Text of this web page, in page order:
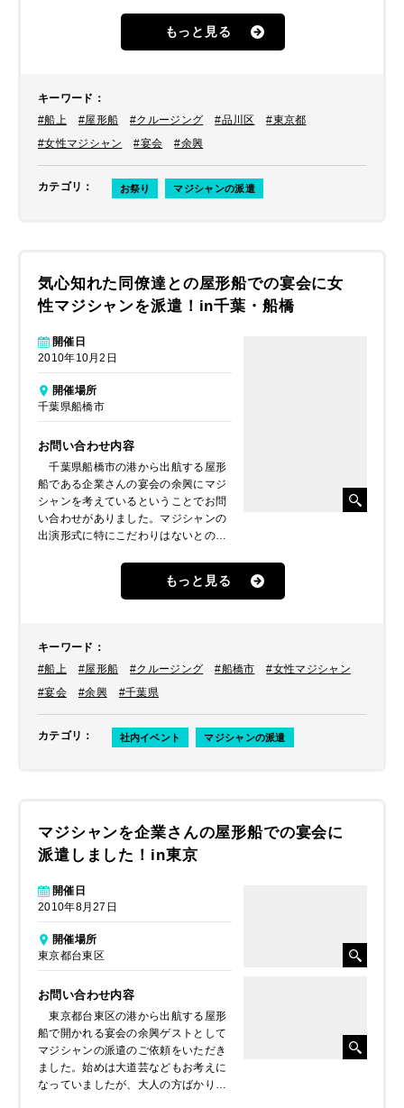
もっと見る
キーワード ：
#船上
#屋形船 #クルージング #品川区
#東京都
#女性マジシャン
#宴会 #余興
カテゴリ ： お祭り マジシャンの派遣
気心知れた同僚達との屋形船での宴会に女
性マジシャンを派遣！in千葉・船橋
開催日
2010年10月2日
開催場所
千葉県船橋市
お問い合わせ内容
千葉県船橋市の港から出航する屋形
船である企業さんの宴会の余興にマジ
シャンを考えているということでお問
い合わせがありました。マジシャンの
出演形式に特にこだわりはないとのこ
らでオススメの内容で提案して欲しい
もっと見る
キーワード ：
#船上
#屋形船 #クルージング #船橋市
#女性マジシャン
#宴会
#余興 #千葉県
カテゴリ ： 社内イベント マジシャンの派遣
マジシャンを企業さんの屋形船での宴会に
派遣しました！in東京
開催日
2010年8月27日
開催場所
東京都台東区
お問い合わせ内容
東京都台東区の港から出航する屋形
船で開かれる宴会の余興ゲストとして
マジシャンの派遣のご依頼をいただき
ました。始めは大道芸などもお考えに
なっていましたが、大人の方ばかりの